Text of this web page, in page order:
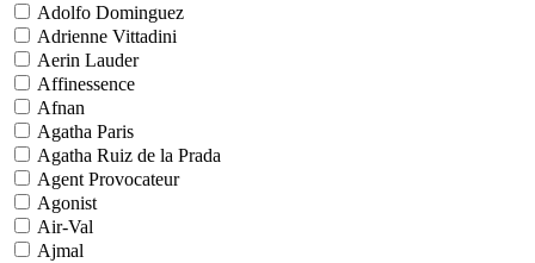
Adolfo Dominguez
Adrienne Vittadini
Aerin Lauder
Affinessence
Afnan
Agatha Paris
Agatha Ruiz de la Prada
Agent Provocateur
Agonist
Air-Val
Ajmal